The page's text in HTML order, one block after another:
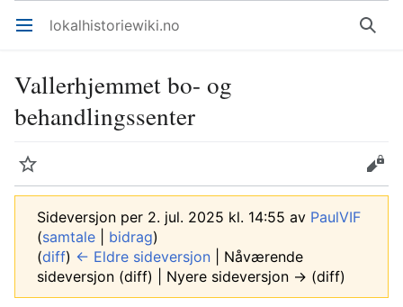
Åpne hovedmenyen lokalhistoriewiki.no Søk
Vallerhjemmet bo- og
behandlingssenter
Overvåk Rediger
Sideversjon per 2. jul. 2025 kl. 14:55 av PaulVIF
(samtale bidrag)
(diff) ← Eldre sideversjon | Nåværende
sideversjon (diff) | Nyere sideversjon → (diff)